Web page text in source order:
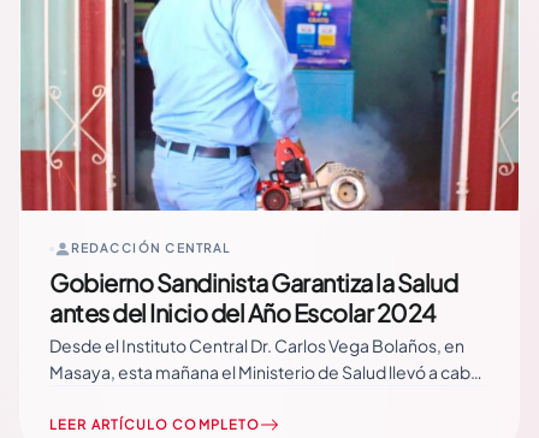
REDACCIÓN CENTRAL
Gobierno Sandinista Garantiza la Salud
antes del Inicio del Año Escolar 2024
Desde el Instituto Central Dr. Carlos Vega Bolaños, en
Masaya, esta mañana el Ministerio de Salud llevó a cabo
lucha antiepidémica. El Ministerio de Salud ejecutará
LEER ARTÍCULO COMPLETO